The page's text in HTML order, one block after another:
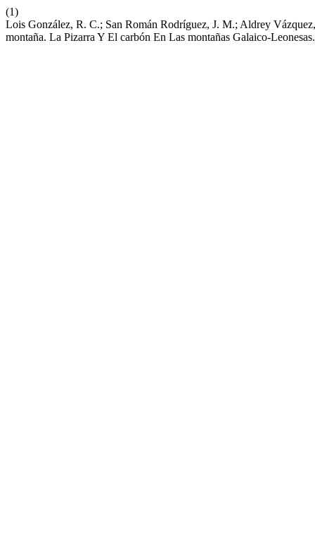
(1)
Lois González, R. C.; San Román Rodríguez, J. M.; Aldrey
montaña. La Pizarra Y El carbón En Las montañas Galaico-